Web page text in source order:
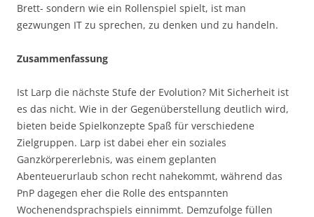
Brett- sondern wie ein Rollenspiel spielt, ist man
gezwungen IT zu sprechen, zu denken und zu handeln.
Zusammenfassung
Ist Larp die nächste Stufe der Evolution? Mit Sicherheit ist
es das nicht. Wie in der Gegenüberstellung deutlich wird,
bieten beide Spielkonzepte Spaß für verschiedene
Zielgruppen. Larp ist dabei eher ein soziales
Ganzkörpererlebnis, was einem geplanten
Abenteuerurlaub schon recht nahekommt, während das
PnP dagegen eher die Rolle des entspannten
Wochenendsprachspiels einnimmt. Demzufolge füllen